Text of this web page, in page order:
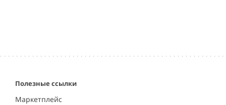
Полезные ссылки
Маркетплейс